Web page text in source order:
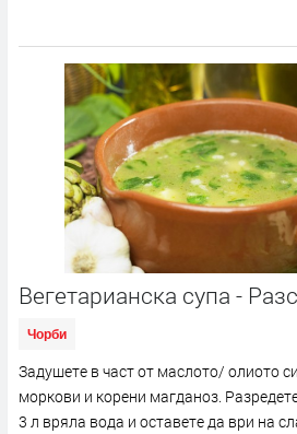
Вегетарианска супа -
Чорби
Задушете в част от маслото/ олиото
моркови и корени магданоз.
3 л вряла вода и оставете да ври на